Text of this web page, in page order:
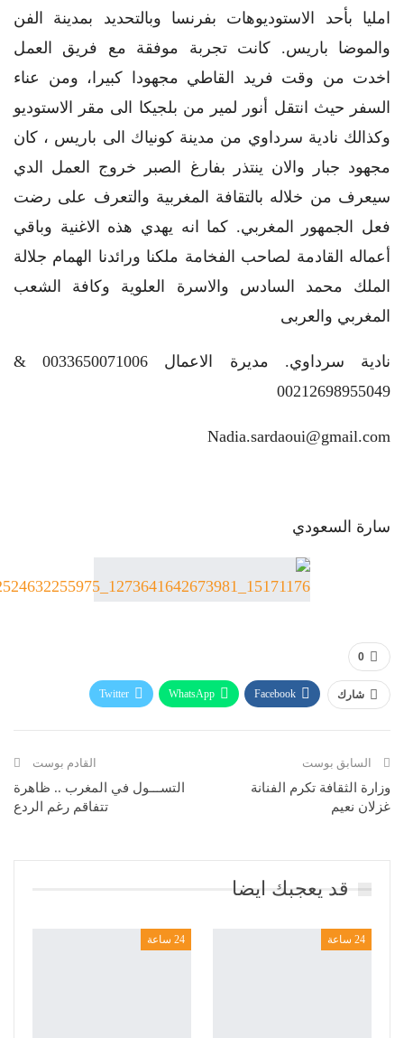
امليا بأحد الاستوديوهات بفرنسا وبالتحديد بمدينة الفن
والموضا باريس. كانت تجربة موفقة مع فريق العمل
اخدت من وقت فريد القاطي مجهودا كبيرا، ومن عناء
السفر حيث انتقل أنور لمير من بلجيكا الى مقر الاستوديو
وكذالك نادية سرداوي من مدينة كونياك الى باريس ، كان
مجهود جبار والان ينتذر بفارغ الصبر خروج العمل الدي
سيعرف من خلاله بالتقافة المغربية والتعرف على رضت
فعل الجمهور المغربي. كما انه يهدي هذه الاغنية وباقي
أعماله القادمة لصاحب الفخامة ملكنا ورائدنا الهمام جلالة
الملك محمد السادس والاسرة العلوية وكافة الشعب
المغربي والعربى
نادية سرداوي. مديرة الاعمال 0033650071006 &
00212698955049
Nadia.sardaoui@gmail.com
سارة السعودي
0
شارك Facebook
WhatsApp
Twitter
السابق بوست
وزارة الثقافة تكرم الفنانة
غزلان نعيم
القادم بوست
التســـول في المغرب .. ظاهرة
تتفاقم رغم الردع
قد يعجبك ايضا
24 ساعة 24 ساعة